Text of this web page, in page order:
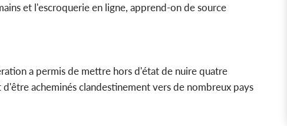
et l'escroquerie en ligne, apprend-on de source
a permis de mettre hors d'état de nuire quatre
acheminés clandestinement vers de nombreux pays
sanitaire, le gouvernement
modernise ses structures...